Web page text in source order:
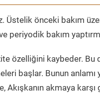
Üstelik önceki bakım
periyodik bakım
özelliğini kaybeder.
başlar. Bunun anlamı
akmaya